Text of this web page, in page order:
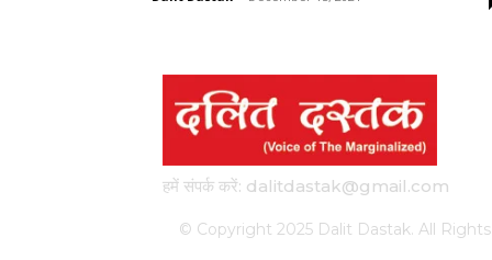
हमें संपर्क करें: dalitdastak@gmail.com
© Copyright 2025 Dalit Dastak. All